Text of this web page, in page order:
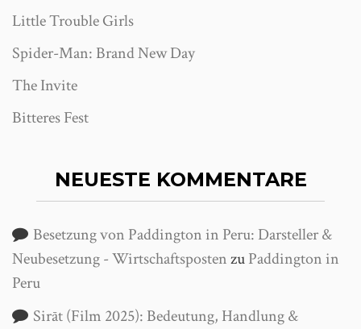
Little Trouble Girls
Spider-Man: Brand New Day
The Invite
Bitteres Fest
NEUESTE KOMMENTARE
Besetzung von Paddington in Peru: Darsteller &
Neubesetzung - WirtschaftspostenzuPaddington in
Peru
Sirāt (Film 2025): Bedeutung, Handlung &